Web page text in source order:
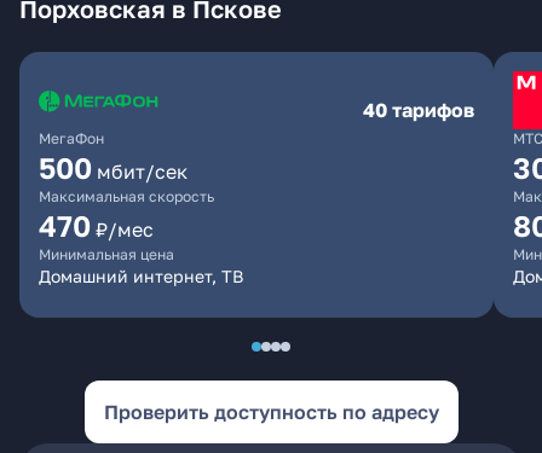
Порховская в Пскове
МегаФон
40 тарифов
500 мбит/сек
Максимальная скорость
470 ₽/мес
Минимальная цена
Домашний интернет, ТВ
МТС
Проверить доступность по адресу